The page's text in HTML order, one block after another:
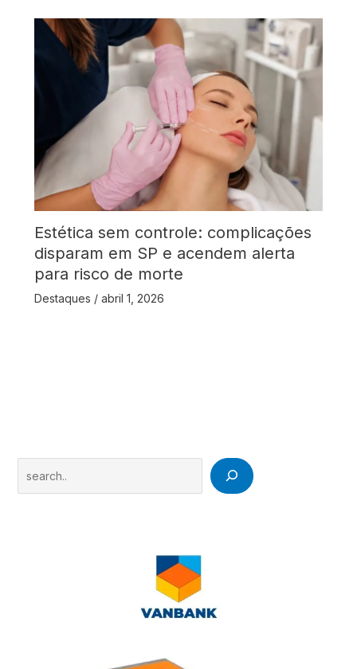
Estética sem controle: complicações
disparam em SP e acendem alerta
para risco de morte
Destaques / abril 1, 2026